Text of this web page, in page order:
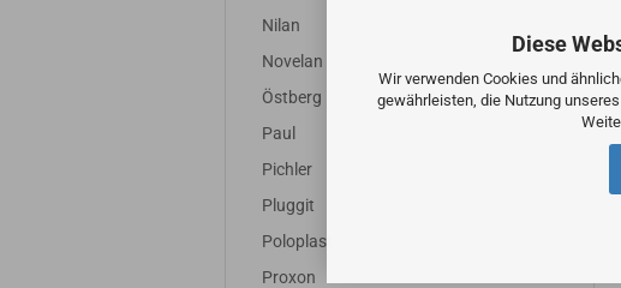
Diese
Wir verwenden Cookies und
gewährleisten, die Nutzung
Nilan
Novelan
Östberg
Paul
Pichler
Pluggit
Poloplast
Proxon